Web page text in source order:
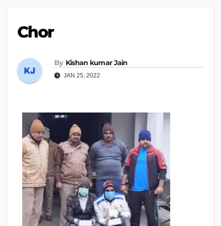
Chor
By Kishan kumar Jain
JAN 25, 2022